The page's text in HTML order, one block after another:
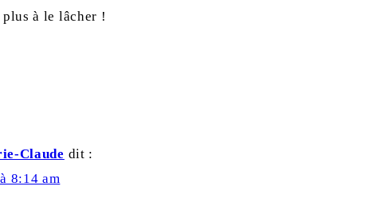
à le lâcher !
Claude dit :
8:14 am